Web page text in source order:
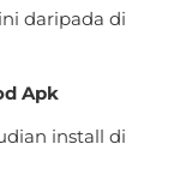
daripada di
Apk
install di